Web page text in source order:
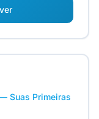
Suas Primeiras